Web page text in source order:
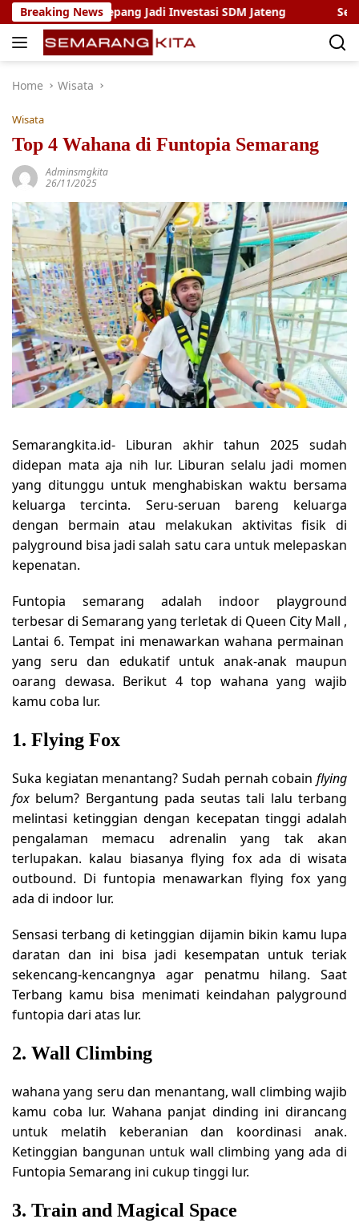
Skip
to
content
Breaking News
Jepang Jadi Investasi SDM Jateng Setya
Home Wisata
Wisata
Top 4 Wahana di Funtopia Semarang
Adminsmgkita
26/11/2025
Semarangkita.id- Liburan akhir tahun 2025 sudah
didepan mata aja nih lur. Liburan selalu jadi momen
yang ditunggu untuk menghabiskan waktu bersama
keluarga tercinta. Seru-seruan bareng keluarga
dengan bermain atau melakukan aktivitas fisik di
palyground bisa jadi salah satu cara untuk melepaskan
kepenatan.
Funtopia semarang adalah indoor playground
terbesar di Semarang yang terletak di Queen City Mall ,
Lantai 6. Tempat ini menawarkan wahana permainan
yang seru dan edukatif untuk anak-anak maupun
oarang dewasa. Berikut 4 top wahana yang wajib
kamu coba lur.
1. Flying Fox
Suka kegiatan menantang? Sudah pernah cobain flying
fox belum? Bergantung pada seutas tali lalu terbang
melintasi ketinggian dengan kecepatan tinggi adalah
pengalaman memacu adrenalin yang tak akan
terlupakan. kalau biasanya flying fox ada di wisata
outbound. Di funtopia menawarkan flying fox yang
ada di indoor lur.
Sensasi terbang di ketinggian dijamin bikin kamu lupa
daratan dan ini bisa jadi kesempatan untuk teriak
sekencang-kencangnya agar penatmu hilang. Saat
Terbang kamu bisa menimati keindahan palyground
funtopia dari atas lur.
2. Wall Climbing
wahana yang seru dan menantang, wall climbing wajib
kamu coba lur. Wahana panjat dinding ini dirancang
untuk melatih keberanian dan koordinasi anak.
Ketinggian bangunan untuk wall climbing yang ada di
Funtopia Semarang ini cukup tinggi lur.
3. Train and Magical Space